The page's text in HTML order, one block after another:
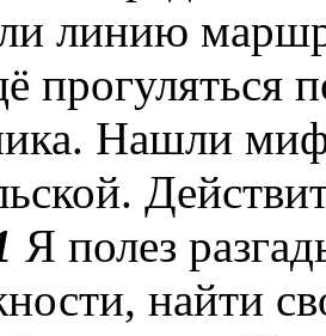
линию
прогуляться
Нашли
Я полез
найти